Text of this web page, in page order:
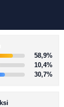
58,9%
10,4%
30,7%